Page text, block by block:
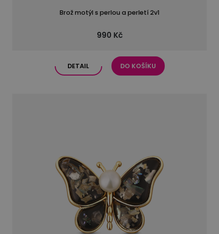
Brož motýl s perlou a perletí 2v1
990 Kč
DETAIL DO KOŠÍKU